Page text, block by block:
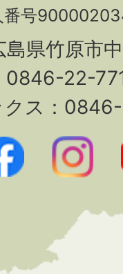
番号
県竹原市
0846-22-
クス：